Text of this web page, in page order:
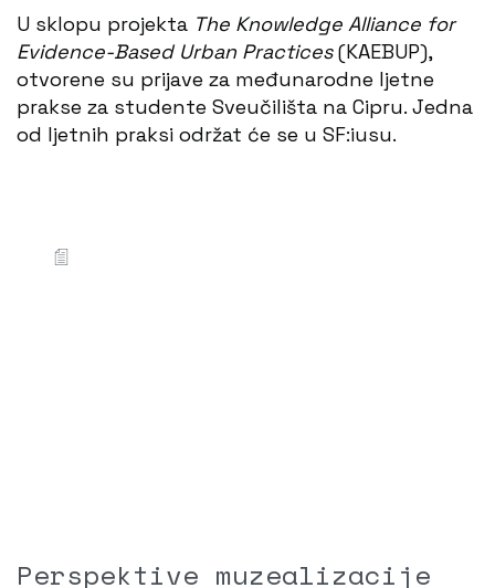
U sklopu projekta The Knowledge Alliance for
Evidence-Based Urban Practices(KAEBUP),
otvorene su prijave za međunarodne ljetne
prakse za studente Sveučilišta na Cipru. Jedna
od ljetnih praksi održat će se u SF:iusu.
Perspektive muzealizacije